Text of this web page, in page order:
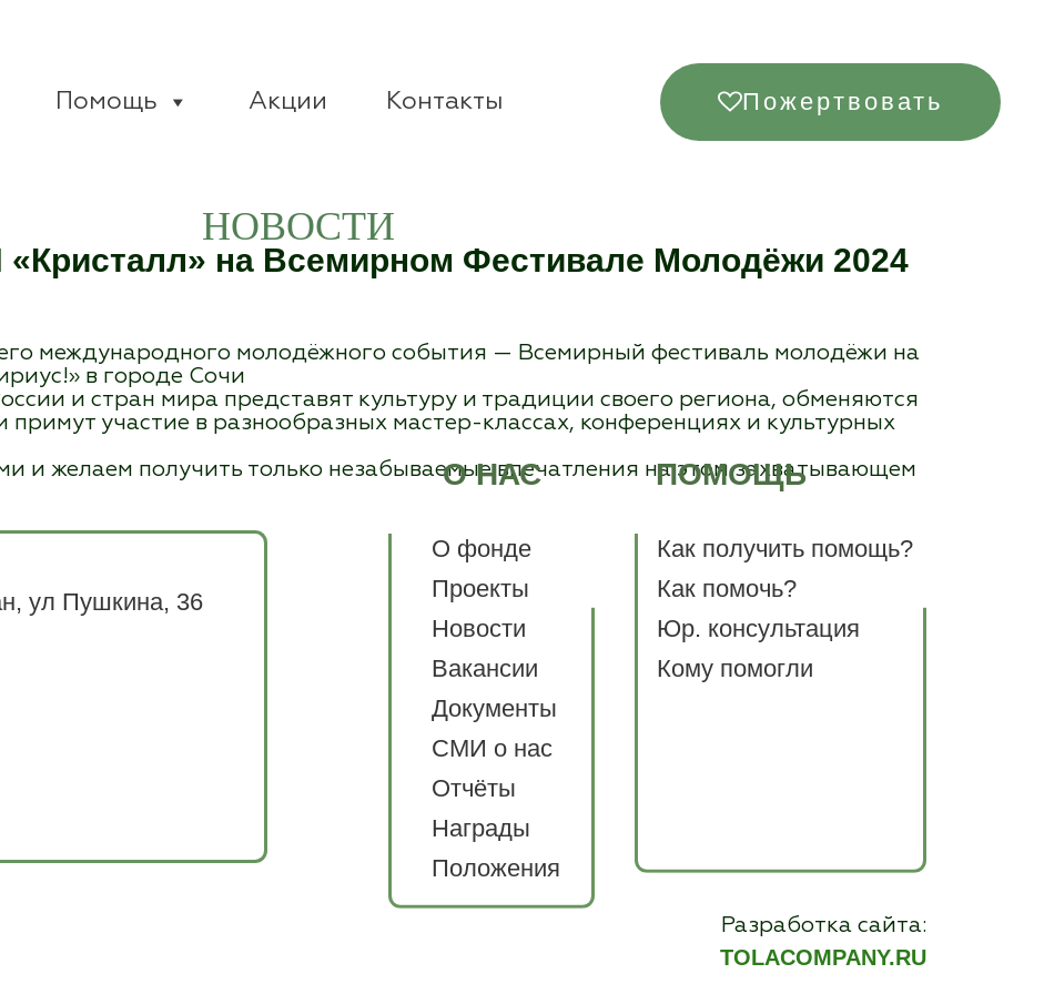
Помощь Акции Контакты Пожертвовать
НОВОСТИ
на Всемирном Фестивале Молодёжи 2024
международного молодёжного события — Всемирный фестиваль молодёжи на
в городе Сочи
и стран мира представят культуру и традиции своего региона, обменяются
участие в разнообразных мастер-классах, конференциях и культурных
и желаем получить только незабываемые впечатления на этом захватывающем
ул Пушкина, 36
О НАС
О фонде
Проекты
Новости
Вакансии
Документы
СМИ о нас
Отчёты
Награды
Положения
ПОМОЩЬ
Как получить помощь?
Как помочь?
Юр. консультация
Кому помогли
Разработка сайта:
TOLACOMPANY.RU